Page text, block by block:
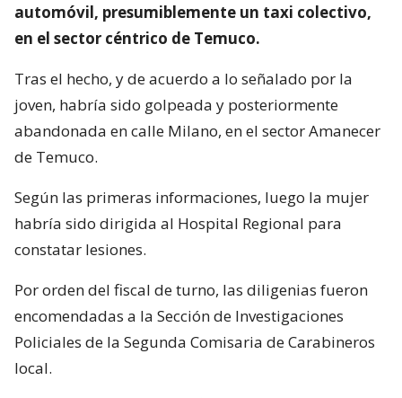
automóvil, presumiblemente un taxi colectivo,
en el sector céntrico de Temuco.
Tras el hecho, y de acuerdo a lo señalado por la
joven, habría sido golpeada y posteriormente
abandonada en calle Milano, en el sector Amanecer
de Temuco.
Según las primeras informaciones, luego la mujer
habría sido dirigida al Hospital Regional para
constatar lesiones.
Por orden del fiscal de turno, las diligenias fueron
encomendadas a la Sección de Investigaciones
Policiales de la Segunda Comisaria de Carabineros
local.